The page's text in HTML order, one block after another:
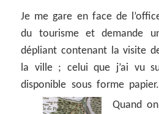
Je me gare en face de
du tourisme et demande
dépliant contenant la visite
la ville ; celui que j’ai vu
disponible sous forme
Quand on